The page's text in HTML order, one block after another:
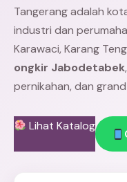
Tangerang adalah
industri dan
Karawaci, Karang
ongkir Jabodetabek
pernikahan, dan
Lihat Katalog